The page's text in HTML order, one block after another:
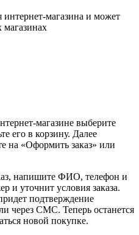
интернет-магазина и может
магазинах
магазине выберите
его в корзину. Далее
на «Оформить заказ» или
напишите ФИО, телефон и
и уточнит условия заказа.
подтверждение
через СМС. Теперь останется
новой покупке.